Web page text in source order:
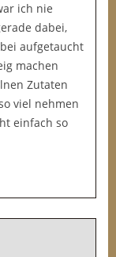
ich nie
dabei,
aufgetaucht
machen
Zutaten
viel nehmen
einfach so